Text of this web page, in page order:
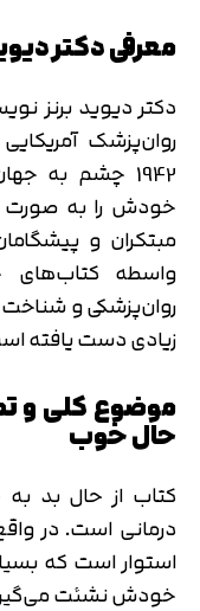
معرفی دکتر
دکتر دیوید برنز
روان‌پزشک
خودش را به صورت
مبتکران و
واسطه کتاب‌های
روان‌پزشکی و
زیادی دست یافته
موضوع کلی و
حال خوب
کتاب از حال بد
‌درمانی است. در
استوار است که
خودش نشئت